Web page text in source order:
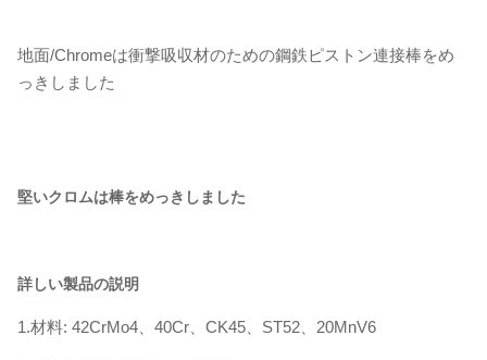
地面/Chromeは衝撃吸収材のための鋼鉄ピストン連接棒をめ
っきしました
堅いクロムは棒をめっきしました
詳しい製品の説明
1.材料: 42CrMo4、40Cr、CK45、ST52、20MnV6